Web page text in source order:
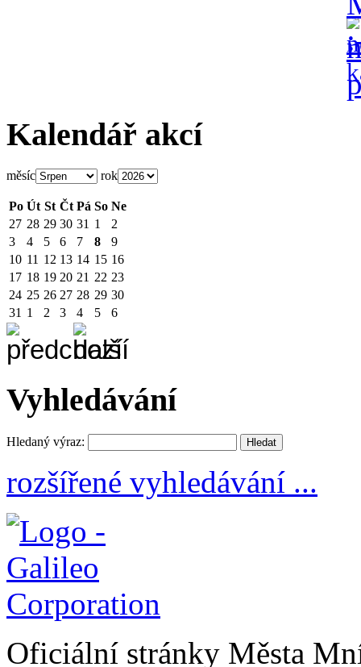
Kalendář akcí
měsíc rok
Po Út St Čt Pá So Ne
27 28 29 30 31 1
2
3
4 5 6 7 8
9
10 11 12 13 14 15 16
17 18 19 20 21 22 23
24 25 26 27 28 29 30
31 1 2 3 4 5 6
Vyhledávání
Hledaný výraz:
rozšířené vyhledávání ...
Oficiální stránky Města